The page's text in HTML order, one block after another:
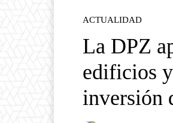
ACTUALIDAD
La DPZ
edificios
inversión